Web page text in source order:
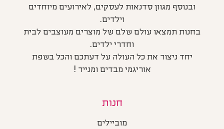
ובנוסף מגוון סדנאות לעסקים, לאירועים מיוחדים
וילדים.
בחנות תמצאו עולם שלם של מוצרים מעוצבים לבית
וחדרי ילדים.
יחד ניצור את כל העולה על דעתכם והכל בשפת
אוריגמי מבדים ומנייר !
חנות
מוביילים